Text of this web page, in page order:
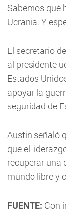
Sabemos qué
Ucrania. Y
El secretario
al presidente
Estados
apoyar la
seguridad de
Austin señaló
que el
recuperar una
mundo libre y
FUENTE: Con